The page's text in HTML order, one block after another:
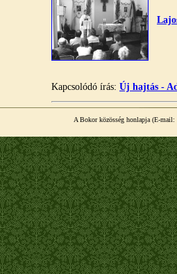
Kapcsolódó írás: Új hajtás -
A Bokor közösség honlapja (E-mail: